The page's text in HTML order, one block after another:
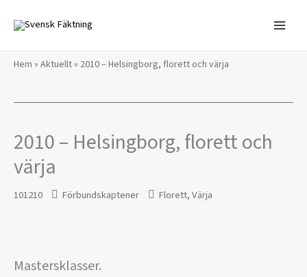
innehåll
Hem » Aktuellt» 2010 – Helsingborg, florett och värja
2010 – Helsingborg, florett och
värja
101210 Förbundskaptener Florett,Värja
Mastersklasser.